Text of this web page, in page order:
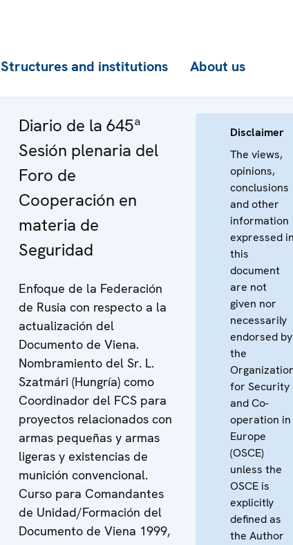
Structures and institutions About us
Diario de la 645ª
Sesión plenaria del
Foro de
Cooperación en
materia de
Seguridad
Enfoque de la Federación
de Rusia con respecto a la
actualización del
Documento de Viena.
Nombramiento del Sr. L.
Szatmári (Hungría) como
Coordinador del FCS para
proyectos relacionados con
armas pequeñas y armas
ligeras y existencias de
munición convencional.
Curso para Comandantes
de Unidad/Formación del
Documento de Viena 1999,
Disclaimer
The views,
opinions,
conclusions
and other
information
expressed in
this
document
are not
given nor
necessarily
endorsed by
the
for Security
and Co-
operation in
Europe
(OSCE)
unless the
OSCE is
explicitly
defined as
the Author